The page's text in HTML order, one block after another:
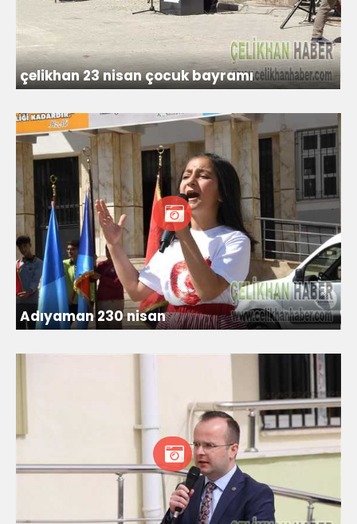
çelikhan 23 nisan çocuk bayramı
Adıyaman 230 nisan